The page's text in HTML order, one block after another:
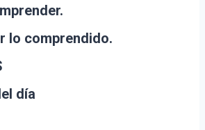
lo comprendido.
día